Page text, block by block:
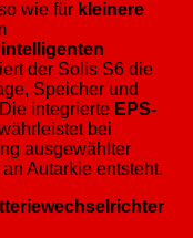
wie für kleinere
intelligenten
der Solis S6 die
Speicher und
integrierte EPS-
bei
ausgewählter
Autarkie entsteht.